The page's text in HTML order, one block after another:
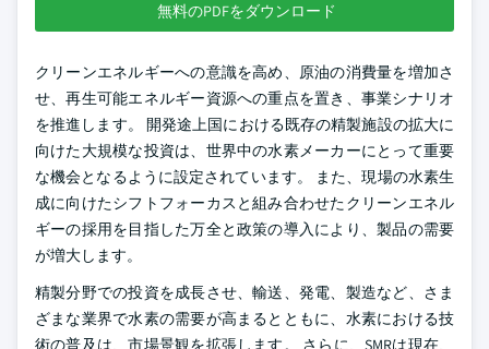
無料のPDFをダウンロード
クリーンエネルギーへの意識を高め、原油の消費量を増加さ
せ、再生可能エネルギー資源への重点を置き、事業シナリオ
を推進します。 開発途上国における既存の精製施設の拡大に
向けた大規模な投資は、世界中の水素メーカーにとって重要
な機会となるように設定されています。 また、現場の水素生
成に向けたシフトフォーカスと組み合わせたクリーンエネル
ギーの採用を目指した万全と政策の導入により、製品の需要
が増大します。
精製分野での投資を成長させ、輸送、発電、製造など、さま
ざまな業界で水素の需要が高まるとともに、水素における技
術の普及は、市場景観を拡張します。 さらに、SMRは現在、